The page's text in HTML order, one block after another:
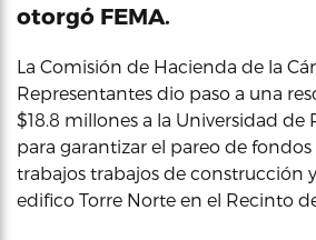
otorgó FEMA.
La Comisión de Hacienda de la
Representantes dio paso a una
$18.8 millones a la Universidad de
para garantizar el pareo de fondos
trabajos trabajos de construcción
edifico Torre Norte en el Recinto